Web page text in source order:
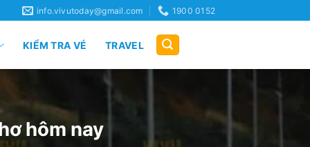
info.vivutoday@gmail.com 1900 0152
KIỂM TRA VÉ TRAVEL
hôm nay